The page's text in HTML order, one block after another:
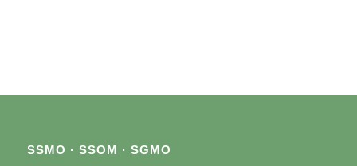
SSMO · SSOM · SGMO